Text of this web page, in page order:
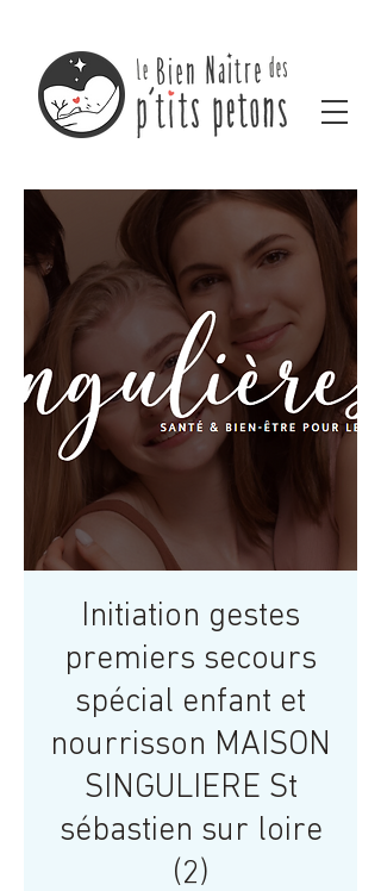
Initiation gestes
premiers secours
spécial enfant et
nourrisson MAISON
SINGULIERE St
sébastien sur loire
(2)